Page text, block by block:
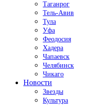
Таганрог
Тель-Авив
Тула
Уфа
Феодосия
Хадера
Чапаевск
Челябинск
Чикаго
Новости
Звезды
Культура